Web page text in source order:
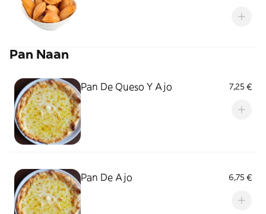
Pan Naan
Pan De Queso Y Ajo 7,25 €
Pan De Ajo 6,75 €